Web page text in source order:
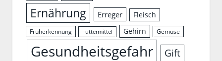
Ernährung Erreger Fleisch
Früherkennung Futtermittel Gehirn Gemüse
Gesundheitsgefahr Gift